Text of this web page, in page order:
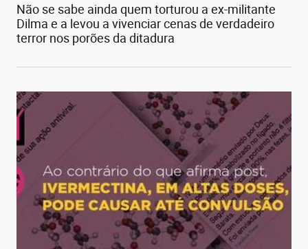
Não se sabe ainda quem torturou a ex-militante
Dilma e a levou a vivenciar cenas de verdadeiro
terror nos porões da ditadura